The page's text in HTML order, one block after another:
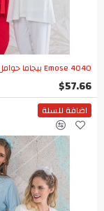
Emose 4040 بيجاما حوامل - أحمر
$57.66
اضافة للسلة